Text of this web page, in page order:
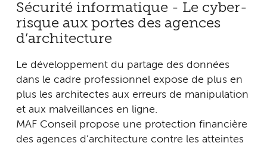
Sécurité informatique - Le cyber-
risque aux portes des agences
d’architecture
Le développement du partage des données
dans le cadre professionnel expose de plus en
plus les architectes aux erreurs de manipulation
et aux malveillances en ligne.
MAF Conseil propose une protection financière
des agences d’architecture contre les atteintes